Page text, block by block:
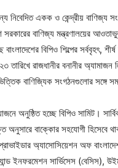
নিবেদিত একক ও কেন্দ্রীয় বাণিজ্য
বাণিজ্য মন্ত্রণালয়ের
বিপিও শিল্পের সর্ববৃহৎ,
তারিখে রাজধানীর বনানীর
বাণিজ্যিক সংগঠনগুলোর সঙ্গে
অনুষ্ঠিত হচ্ছে বিপিও সামিট।
বাক্কোর সহযোগী হিসেবে
অ্যাসোসিয়েশন অফ
ইনফরমেশন সার্ভিসেস (বেসিস),